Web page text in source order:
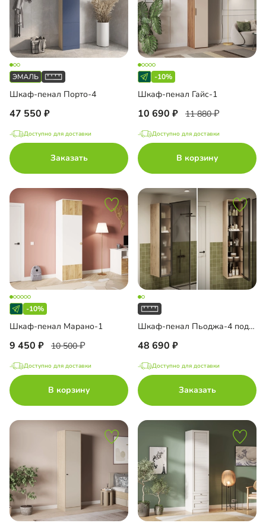
Шкаф-пенал Порто-4
47 550
Доступно для доставки
Заказать
-10%
Шкаф-пенал Гайс-1
10 690 11 880
Доступно для доставки
В корзину
-10%
Шкаф-пенал Марано-1
9 450 10 500
Доступно для доставки
В корзину
Шкаф-пенал Пьоджа-4 подвесная
48 690
Доступно для доставки
Заказать